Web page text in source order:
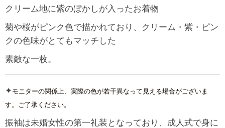
クリーム地に紫のぼかしが入ったお着物
菊や桜がピンク色で描かれており、クリーム・紫・ピン
クの色味がとてもマッチした
素敵な一枚。
✦モニターの関係上、実際の色が若干異なって見える場合がございま
す。ご了承ください。
振袖は未婚女性の第一礼装となっており、成人式で身に